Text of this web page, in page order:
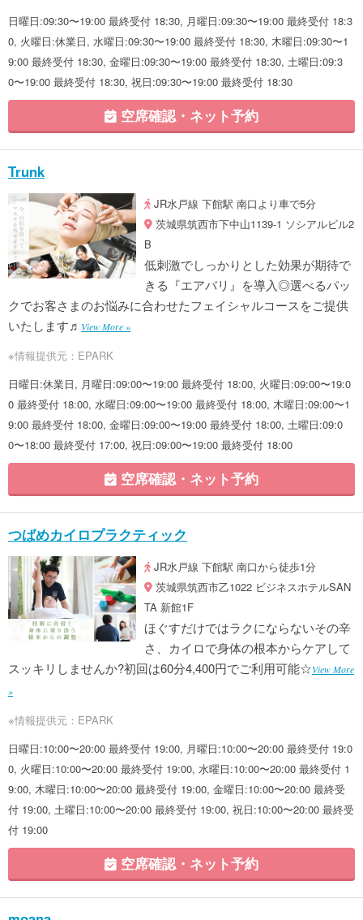
日曜日:09:30〜19:00 最終受付 18:30, 月曜日:09:30〜19:00 最終受付 18:3
0, 火曜日:休業日, 水曜日:09:30〜19:00 最終受付 18:30, 木曜日:09:30〜1
9:00 最終受付 18:30, 金曜日:09:30〜19:00 最終受付 18:30, 土曜日:09:3
0〜19:00 最終受付 18:30, 祝日:09:30〜19:00 最終受付 18:30
空席確認・ネット予約
Trunk
JR水戸線 下館駅 南口より車で5分
茨城県筑西市下中山1139-1 ソシアルビル2
B
低刺激でしっかりとした効果が期待で
きる『エアバリ』を導入◎選べるパッ
クでお客さまのお悩みに合わせたフェイシャルコースをご提供
いたします♬ View More »
※情報提供元：EPARK
日曜日:休業日, 月曜日:09:00〜19:00 最終受付 18:00, 火曜日:09:00〜19:0
0 最終受付 18:00, 水曜日:09:00〜19:00 最終受付 18:00, 木曜日:09:00〜1
9:00 最終受付 18:00, 金曜日:09:00〜19:00 最終受付 18:00, 土曜日:09:0
0〜18:00 最終受付 17:00, 祝日:09:00〜19:00 最終受付 18:00
空席確認・ネット予約
つばめカイロプラクティック
JR水戸線 下館駅 南口から徒歩1分
茨城県筑西市乙1022 ビジネスホテルSAN
TA 新館1F
ほぐすだけではラクにならないその辛
さ、カイロで身体の根本からケアして
スッキリしませんか?初回は60分4,400円でご利用可能☆View More
»
※情報提供元：EPARK
日曜日:10:00〜20:00 最終受付 19:00, 月曜日:10:00〜20:00 最終受付 19:0
0, 火曜日:10:00〜20:00 最終受付 19:00, 水曜日:10:00〜20:00 最終受付 1
9:00, 木曜日:10:00〜20:00 最終受付 19:00, 金曜日:10:00〜20:00 最終受
付 19:00, 土曜日:10:00〜20:00 最終受付 19:00, 祝日:10:00〜20:00 最終受
付 19:00
空席確認・ネット予約